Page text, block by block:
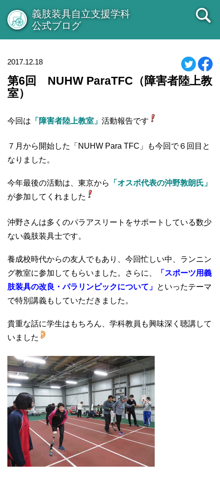
義肢装具自立支援学科
公式ブログ
2017.12.18
第6回 NUHW ParaTFC（障害者陸上教
室）
今回は 「障害者陸上教室」 活動報告です
７月から開始した「NUHW Para TFC」も今回で６回目と
なりました。
今年最後の活動は、東京から
「オスポ代表の沖野敦朗氏」
が参加してくれました
沖野さんは多くのパラアスリートをサポートしている数少
ない義肢装具士です。
養成校時代からの友人でもあり、今回忙しい中、ランニン
グ教室に参加してもらいました。さらに、
「スポーツ用義
肢装具の改良・パラリンピックについて」 といったテーマ
で特別講義もしていただきました。
貴重な話に学生はもちろん、学科教員も興味深く聴講して
いました